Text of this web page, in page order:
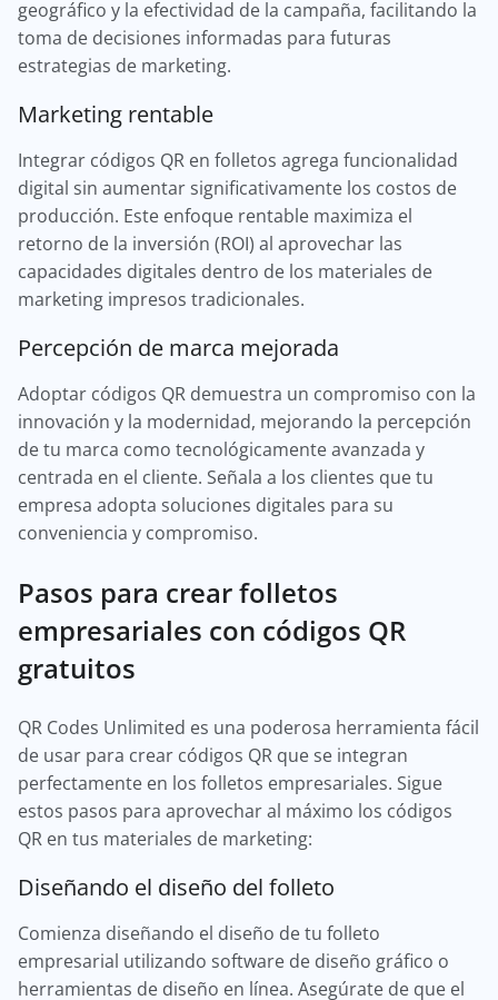
geográfico y la efectividad de la campaña, facilitando la
toma de decisiones informadas para futuras
estrategias de marketing.
Marketing rentable
Integrar códigos QR en folletos agrega funcionalidad
digital sin aumentar significativamente los costos de
producción. Este enfoque rentable maximiza el
retorno de la inversión (ROI) al aprovechar las
capacidades digitales dentro de los materiales de
marketing impresos tradicionales.
Percepción de marca mejorada
Adoptar códigos QR demuestra un compromiso con la
innovación y la modernidad, mejorando la percepción
de tu marca como tecnológicamente avanzada y
centrada en el cliente. Señala a los clientes que tu
empresa adopta soluciones digitales para su
conveniencia y compromiso.
Pasos para crear folletos
empresariales con códigos QR
gratuitos
QR Codes Unlimited es una poderosa herramienta fácil
de usar para crear códigos QR que se integran
perfectamente en los folletos empresariales. Sigue
estos pasos para aprovechar al máximo los códigos
QR en tus materiales de marketing:
Diseñando el diseño del folleto
Comienza diseñando el diseño de tu folleto
empresarial utilizando software de diseño gráfico o
herramientas de diseño en línea. Asegúrate de que el